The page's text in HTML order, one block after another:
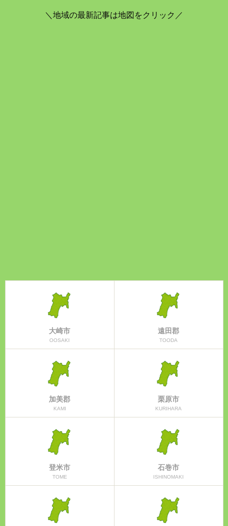
＼地域の最新記事は地図をクリック／
大崎市
OOSAKI
遠田郡
TOODA
加美郡
KAMI
栗原市
KURIHARA
登米市
TOME
石巻市
ISHINOMAKI